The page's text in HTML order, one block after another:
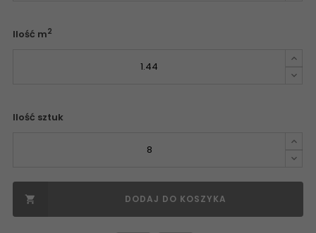
Ilość m2
Ilość sztuk
 DODAJ DO KOSZYKA